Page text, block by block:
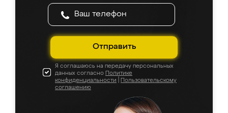
Отправить
Я соглашаюсь на передачу персональных
данных согласно Политике
конфиденциальности
Пользовательскому
соглашению